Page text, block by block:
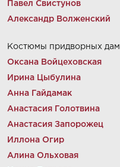
Павел Свистунов
Александр Волженский
Костюмы придворных дам
Оксана Войцеховская
Ирина Цыбулина
Анна Гайдамак
Анастасия Голотвина
Анастасия Запорожец
Иллона Огир
Алина Ольховая